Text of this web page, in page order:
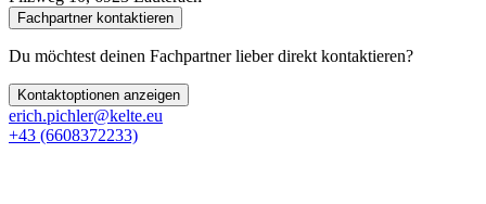
Fachpartner kontaktieren
Du möchtest deinen Fachpartner lieber direkt kontaktieren?
Kontaktoptionen anzeigen
erich.pichler@kelte.eu
+43 (6608372233)